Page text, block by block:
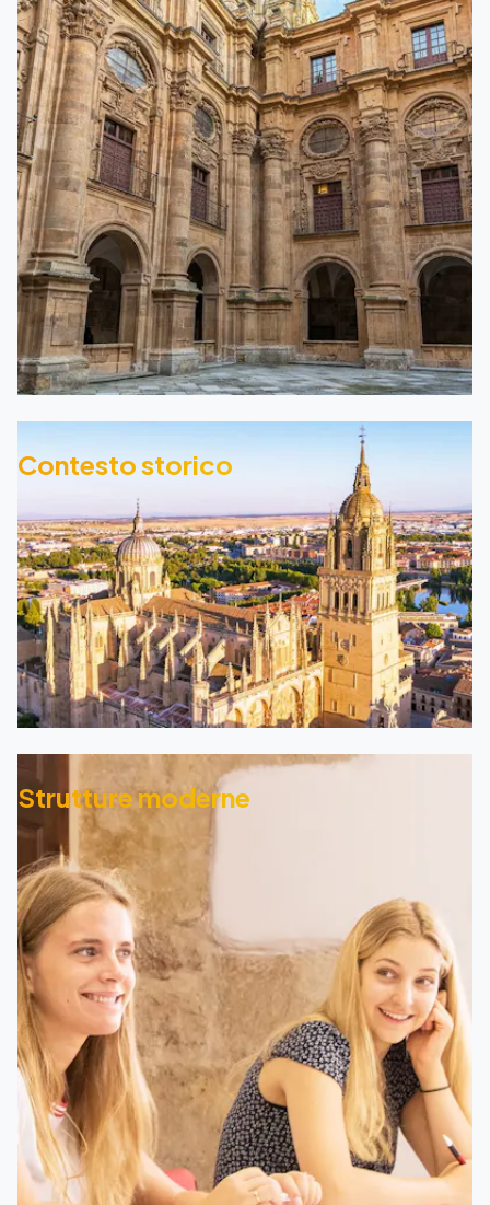
Contesto storico
Strutture moderne